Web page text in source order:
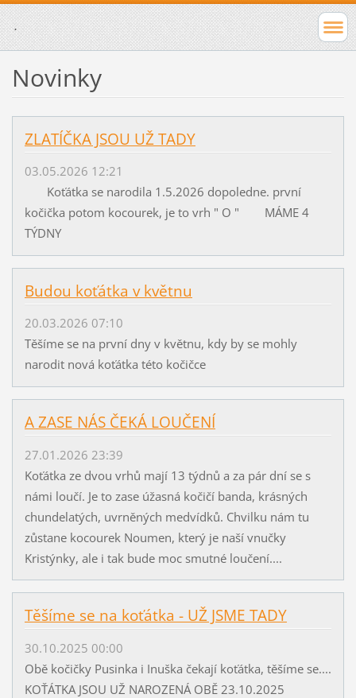
.
Novinky
ZLATÍČKA JSOU UŽ TADY
03.05.2026 12:21
Koťátka se narodila 1.5.2026 dopoledne. první
kočička potom kocourek, je to vrh " O " MÁME 4
TÝDNY
Budou koťátka v květnu
20.03.2026 07:10
Těšíme se na první dny v květnu, kdy by se mohly
narodit nová koťátka této kočičce
A ZASE NÁS ČEKÁ LOUČENÍ
27.01.2026 23:39
Koťátka ze dvou vrhů mají 13 týdnů a za pár dní se s
námi loučí. Je to zase úžasná kočičí banda, krásných
chundelatých, uvrněných medvídků. Chvilku nám tu
zůstane kocourek Noumen, který je naší vnučky
Kristýnky, ale i tak bude moc smutné loučení....
Těšíme se na koťátka - UŽ JSME TADY
30.10.2025 00:00
Obě kočičky Pusinka i Inuška čekají koťátka, těšíme se....
KOŤÁTKA JSOU UŽ NAROZENÁ OBĚ 23.10.2025